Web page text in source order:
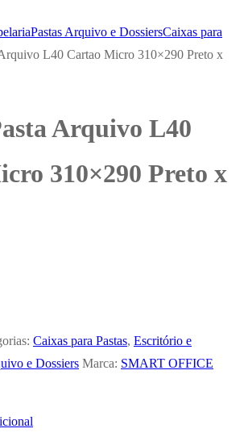
Pastas Arquivo e DossiersCaixas para
L40 Cartao Micro 310×290 Preto x
Arquivo L40
310×290 Preto x
Caixas para Pastas, Escritório e
e Dossiers Marca: SMART OFFICE